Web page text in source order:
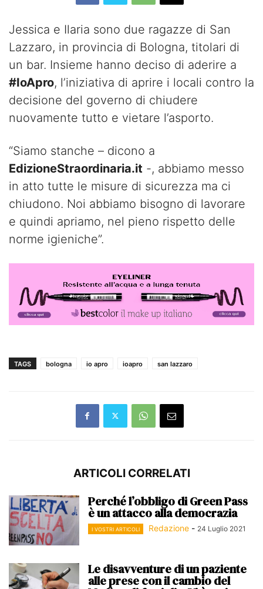
Jessica e Ilaria sono due ragazze di San
Lazzaro, in provincia di Bologna, titolari di
un bar. Insieme hanno deciso di aderire a
#IoApro, l’iniziativa di aprire i locali contro la
decisione del governo di chiudere
nuovamente tutto e vietare l’asporto.
“Siamo stanche – dicono a
EdizioneStraordinaria.it -, abbiamo messo
in atto tutte le misure di sicurezza ma ci
chiudono. Noi abbiamo bisogno di lavorare
e quindi apriamo, nel pieno rispetto delle
norme igieniche”.
TAGS bologna io apro ioapro san lazzaro
ARTICOLI CORRELATI
Perché l’obbligo di Green Pass
è un attacco alla democrazia
I VOSTRI ARTICOLI Redazione - 24 Luglio 2021
Le disavventure di un paziente
alle prese con il cambio del